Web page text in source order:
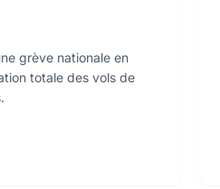
grève nationale en
totale des vols de